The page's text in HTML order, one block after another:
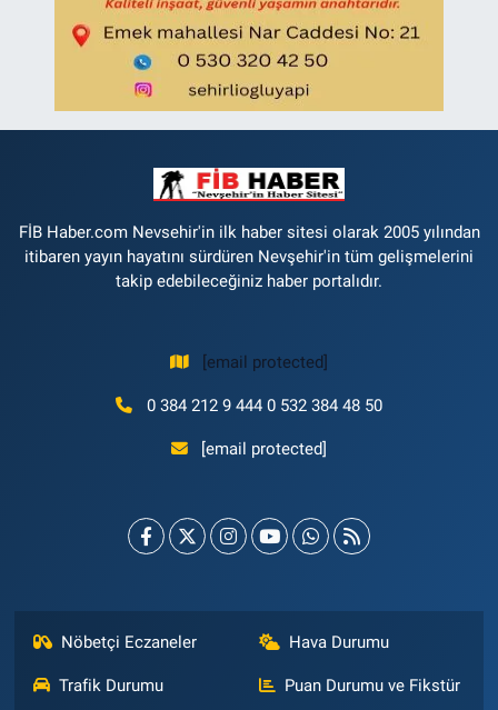
FİB Haber.com Nevsehir'in ilk haber sitesi olarak 2005 yılından
itibaren yayın hayatını sürdüren Nevşehir'in tüm gelişmelerini
takip edebileceğiniz haber portalıdır.
[email protected]
0 384 212 9 444 0 532 384 48 50
[email protected]
Nöbetçi Eczaneler Hava Durumu
Trafik Durumu Puan Durumu ve Fikstür